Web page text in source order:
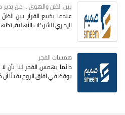
بين الظن والهوى... من يدير
عندما يضيع القرار بين
الإداري للشركات الأهلية،
همسات الفجر
دائما يهمس الفجر لنا
يوقظ في آفاق الروح يقينًا